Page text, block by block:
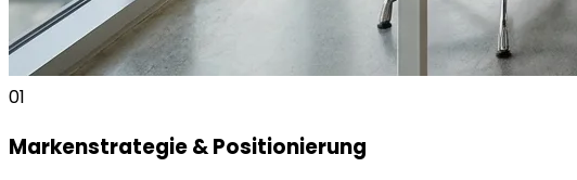
01
Markenstrategie & Positionierung